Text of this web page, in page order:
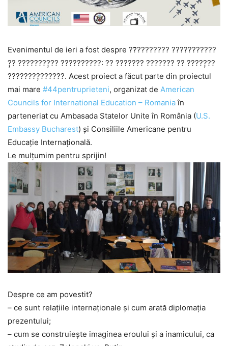
Evenimentul de ieri a fost despre ??̆???????? ???????????
?̦? ????????̦?? ??????????: ?? ??????? ??????? ?? ?????̦??
????????̦??????. Acest proiect a făcut parte din proiectul
mai mare #44pentruprieteni, organizat de American
Councils for International Education – Romaniaîn
parteneriat cu Ambasada Statelor Unite în România (U.S.
Embassy Bucharest) și Consiliile Americane pentru
Educație Internațională.
Le mulțumim pentru sprijin!
Despre ce am povestit?
– ce sunt relațiile internaționale și cum arată diplomația
prezentului;
– cum se construiește imaginea eroului și a inamicului, ca